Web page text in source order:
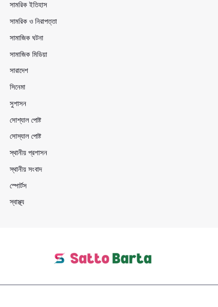
সামরিক ইতিহাস
সামরিক ও নিরাপত্তা
সামাজিক ঘটনা
সামাজিক মিডিয়া
সারাদেশ
সিনেমা
সুশাসন
সোশ্যাল পোষ্ট
সোস্যাল পোষ্ট
স্থানীয় প্রশাসন
স্থানীয় সংবাদ
স্পোর্টস
স্বাস্থ্য